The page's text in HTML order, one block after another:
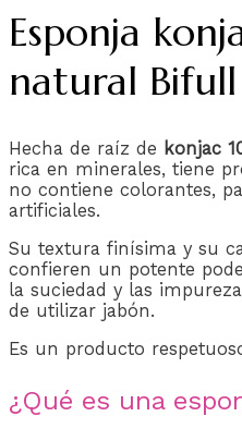
Esponja
natural Bifull
Hecha de raíz de konjac
rica en minerales, tiene
no contiene colorantes,
artificiales.
Su textura finísima y su
confieren un potente
la suciedad y las
de utilizar jabón.
Es un producto
¿Qué es una